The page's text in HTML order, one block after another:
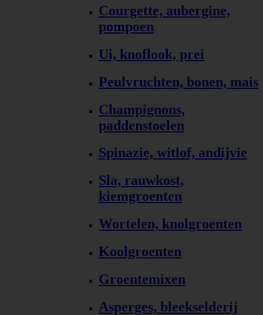
Courgette, aubergine,
pompoen
Ui, knoflook, prei
Peulvruchten, bonen, mais
Champignons,
paddenstoelen
Spinazie, witlof, andijvie
Sla, rauwkost,
kiemgroenten
Wortelen, knolgroenten
Koolgroenten
Groentemixen
Asperges, bleekselderij